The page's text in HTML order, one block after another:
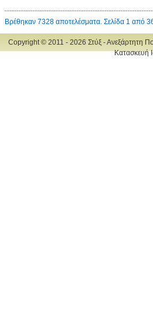
Βρέθηκαν 7328 αποτελέσματα. Σελίδα 1 από
Copyright © 2011 - 2026 Στύξ - Ανεξάρτητη
Κατασκευή